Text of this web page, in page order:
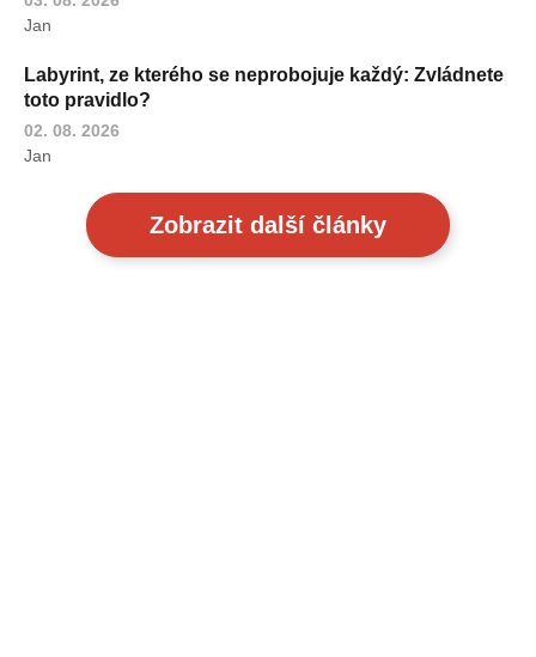
Jan
Labyrint, ze kterého se neprobojuje každý: Zvládnete
toto pravidlo?
02. 08. 2026
Jan
Zobrazit další články